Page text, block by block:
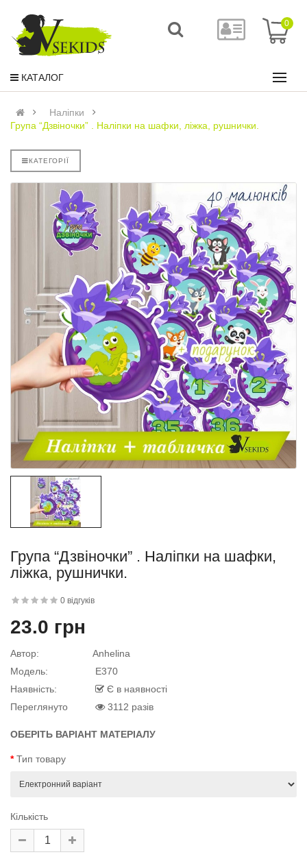
0
КАТАЛОГ
Наліпки
Група “Дзвіночки” . Наліпки на шафки, ліжка, рушнички.
дитини»..
матеріал
матеріал
КАТЕГОРІЇ
Група “Дзвіночки” . Наліпки на шафки,
ліжка, рушнички.
0 відгуків
23.0 грн
Автор:
Anhelina
Модель:
E370
Наявність:
Є в наявності
Переглянуто
3112 разів
ОБЕРІТЬ ВАРІАНТ МАТЕРІАЛУ
Тип товару
Кількість